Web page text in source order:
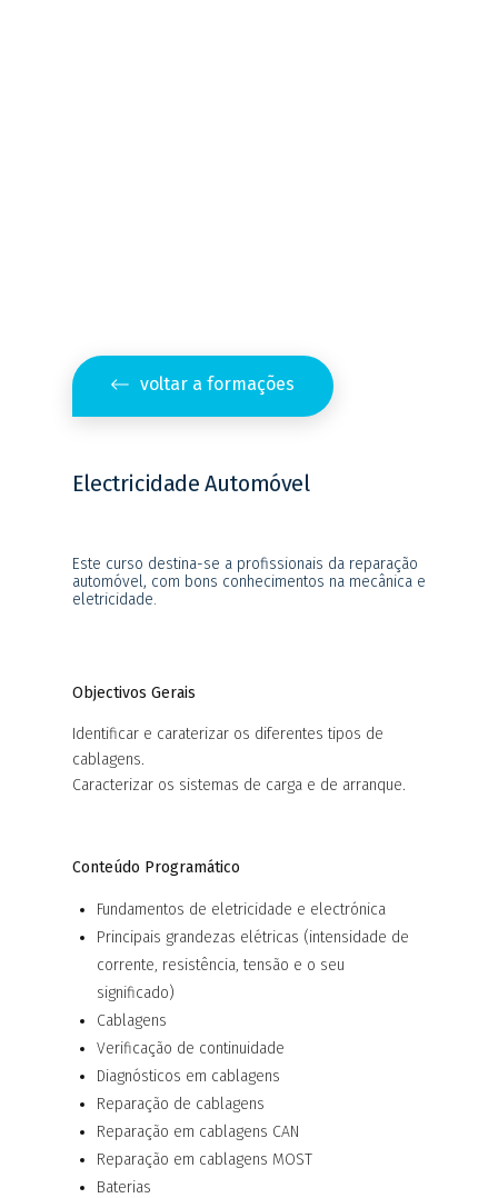
voltar a formações
Electricidade Automóvel
Este curso destina-se a profissionais da reparação
automóvel, com bons conhecimentos na mecânica e
eletricidade.
Objectivos Gerais
Identificar e caraterizar os diferentes tipos de
cablagens.
Caracterizar os sistemas de carga e de arranque.
Conteúdo Programático
Fundamentos de eletricidade e electrónica
Principais grandezas elétricas (intensidade de
corrente, resistência, tensão e o seu
significado)
Cablagens
Verificação de continuidade
Diagnósticos em cablagens
Reparação de cablagens
Reparação em cablagens CAN
Reparação em cablagens MOST
Baterias